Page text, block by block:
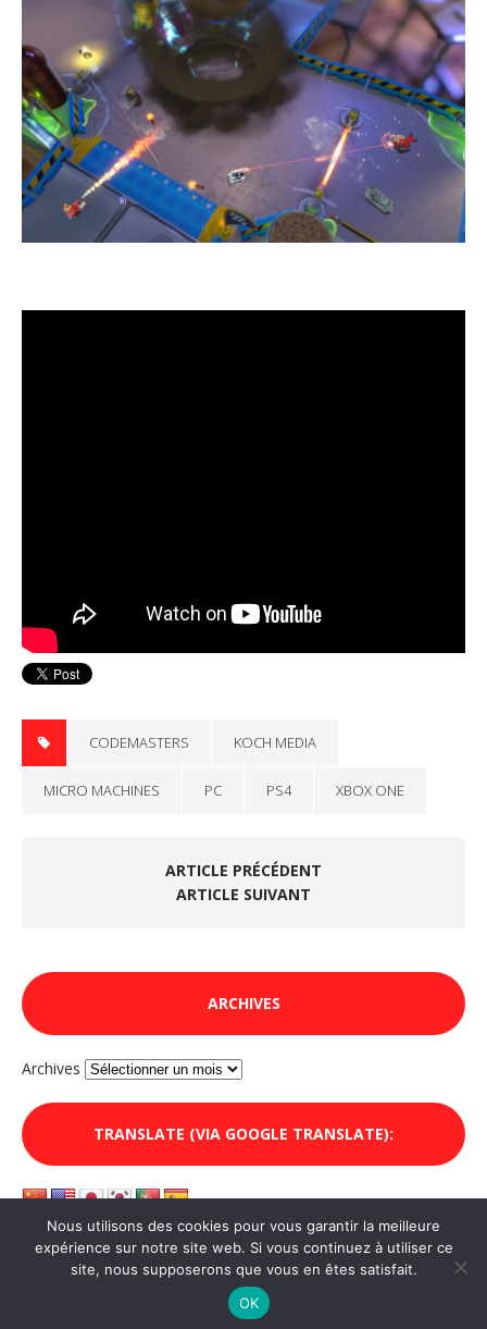
CODEMASTERS KOCH MEDIA
MICRO MACHINES PC PS4 XBOX ONE
ARTICLE PRÉCÉDENT
ARTICLE SUIVANT
ARCHIVES
Archives
TRANSLATE (VIA GOOGLE TRANSLATE):
Copyright 2016-2026|Mentions légales|MH Edition lite WordPress
Theme byMH Themes
Nous utilisons des cookies pour vous garantir la meilleure
expérience sur notre site web. Si vous continuez à utiliser ce
site, nous supposerons que vous en êtes satisfait.
OK